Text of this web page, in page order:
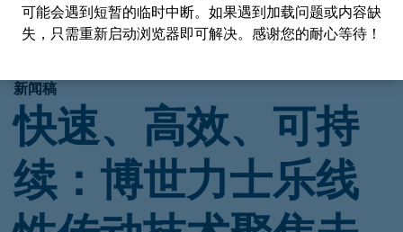
新闻稿
快速、高效、可持
续：博世力士乐线
可能会遇到短暂的临时中断。如果遇到加载问题或内容缺
失，只需重新启动浏览器即可解决。感谢您的耐心等待！